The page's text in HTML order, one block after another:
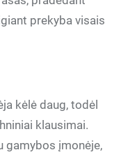
prekyba visais
kėlė daug, todėl
klausimai.
gamybos įmonėje,